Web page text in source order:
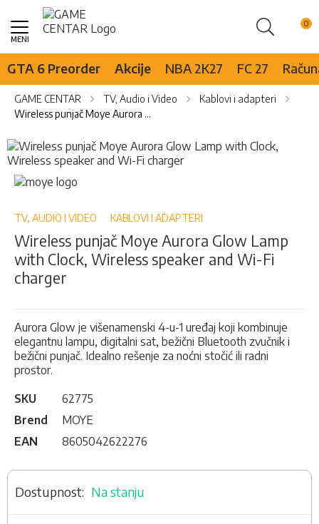
Pretraži
Skip
Content
GTA 6 Preorder Akcije NBA 2K27 FC 27
GAME CENTAR TV, Audio i Video
Kablovi i adapteri
Wireless punjač Moye Aurora Glow Lamp with Clock, Wireless speaker and Wi-Fi charger
Skip
to
the
end
the
gallery
Skip
to
beginning
the
images
gallery
TV, AUDIO I VIDEO KABLOVI I ADAPTERI
Wireless punjač Moye Aurora Glow Lamp
with Clock, Wireless speaker and Wi-Fi
charger
Aurora Glow je višenamenski 4-u-1 uređaj koji kombinuje
elegantnu lampu, digitalni sat, bežični Bluetooth zvučnik i
bežični punjač. Idealno rešenje za noćni stočić ili radni
prostor.
SKU
62775
Brend
MOYE
EAN
8605042622276
Na stanju